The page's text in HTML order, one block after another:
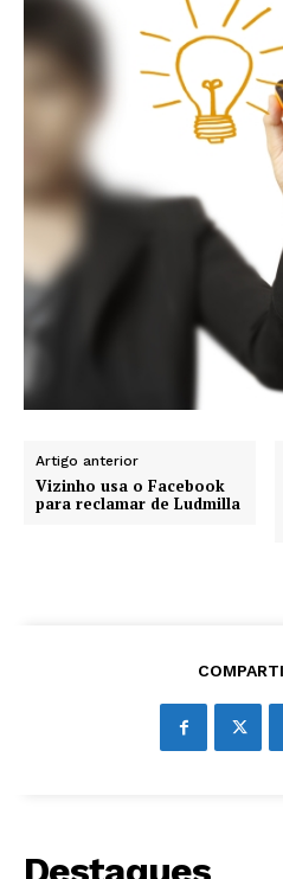
Artigo anterior
Vizinho usa o Facebook
para reclamar de Ludmilla